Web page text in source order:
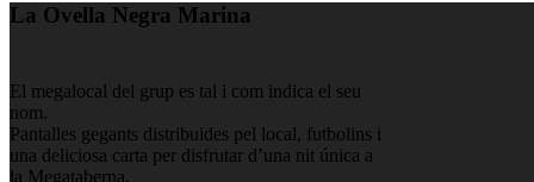
La Ovella Negra Marina
El megalocal del grup es tal i com indica el seu
nom.
Pantalles gegants distribuides pel local, futbolins i
una deliciosa carta per disfrutar d’una nit única a
la Megataberna.